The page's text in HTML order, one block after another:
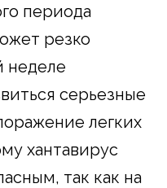
периода
резко
неделе
серьезные
легких
хантавирус
так как на